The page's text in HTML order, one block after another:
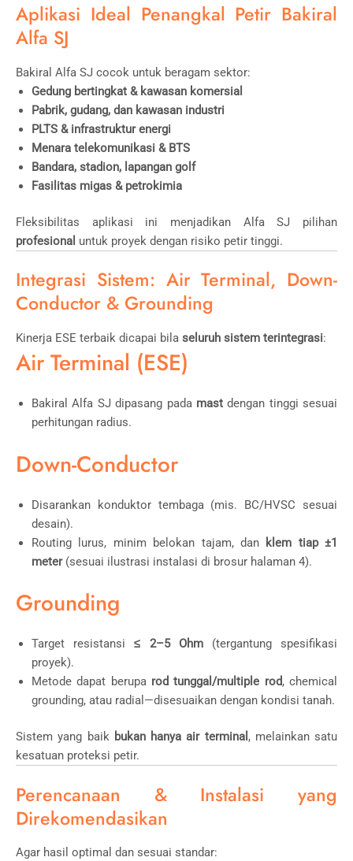
Aplikasi Ideal Penangkal Petir Bakiral
Alfa SJ
Bakiral Alfa SJ cocok untuk beragam sektor:
Gedung bertingkat & kawasan komersial
Pabrik, gudang, dan kawasan industri
PLTS & infrastruktur energi
Menara telekomunikasi & BTS
Bandara, stadion, lapangan golf
Fasilitas migas & petrokimia
Fleksibilitas aplikasi ini menjadikan Alfa SJ pilihan
profesional untuk proyek dengan risiko petir tinggi.
Integrasi Sistem: Air Terminal, Down-
Conductor & Grounding
Kinerja ESE terbaik dicapai bila seluruh sistem terintegrasi:
Air Terminal (ESE)
Bakiral Alfa SJ dipasang pada mastdengan tinggi sesuai
perhitungan radius.
Down-Conductor
Disarankan konduktor tembaga (mis. BC/HVSC sesuai
desain).
Routing lurus, minim belokan tajam, dan
klem tiap ±1
meter(sesuai ilustrasi instalasi di brosur halaman 4).
Grounding
Target resistansi≤ 2–5 Ohm(tergantung spesifikasi
proyek).
Metode dapat berupa rod tunggal/multiple rod, chemical
grounding, atau radial—disesuaikan dengan kondisi tanah.
Sistem yang baik bukan hanya air terminal , melainkan satu
kesatuan proteksi petir.
Perencanaan & Instalasi yang
Direkomendasikan
Agar hasil optimal dan sesuai standar: